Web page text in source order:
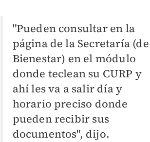
"Pueden consultar en la
página de la Secretaría (de
Bienestar) en el módulo
donde teclean su CURP y
ahí les va a salir día y
horario preciso donde
pueden recibir sus
documentos", dijo.